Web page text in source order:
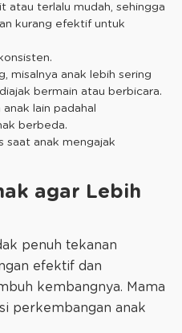
atau terlalu mudah, sehingga
kurang efektif untuk
misalnya anak lebih sering
bermain atau berbicara.
lain padahal
berbeda.
saat anak mengajak
agar Lebih
penuh tekanan
efektif dan
kembangnya. Mama
perkembangan anak